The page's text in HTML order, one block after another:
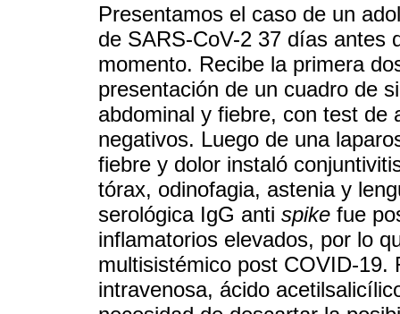
Presentamos el caso de un
de SARS-CoV-2 37 días antes
momento. Recibe la primera
presentación de un cuadro de
abdominal y fiebre, con test
negativos. Luego de una
fiebre y dolor instaló
tórax, odinofagia, astenia y
serológica IgG anti spike fue
inflamatorios elevados, por lo
multisistémico post COVID-19.
intravenosa, ácido